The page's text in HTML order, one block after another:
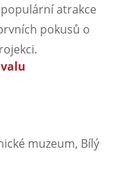
atrakce
pokusů o
muzeum, Bílý